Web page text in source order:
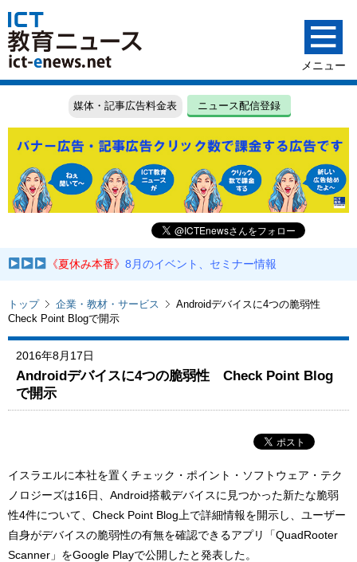
媒体・記事広告料金表 ニュース配信登録
《夏休み本番》8月のイベント、セミナー情報
トップ 企業・教材・サービス
Androidデバイスに4つの脆弱性
Check Point Blogで開示
2016年8月17日
Androidデバイスに4つの脆弱性 Check Point Blog
で開示
イスラエルに本社を置くチェック・ポイント・ソフトウェア・テク
ノロジーズは16日、Android搭載デバイスに見つかった新たな脆弱
性4件について、Check Point Blog上で詳細情報を開示し、ユーザー
自身がデバイスの脆弱性の有無を確認できるアプリ「QuadRooter
Scanner」をGoogle Playで公開したと発表した。